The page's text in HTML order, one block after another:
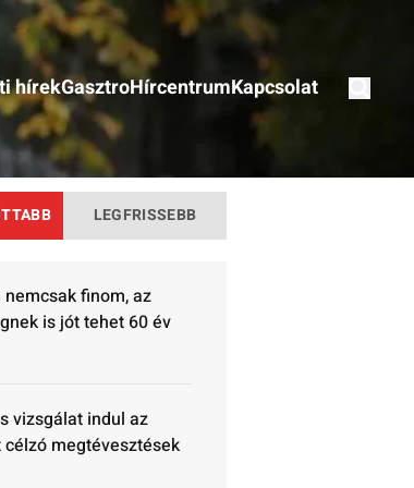
hírekGasztroHírcentrumKapcsolat
LEGFRISSEBB
finom, az
is jót tehet 60 év
vizsgálat indul az
célzó megtévesztések